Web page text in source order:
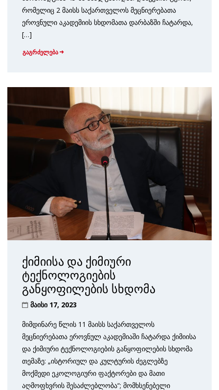
რომელიც 2 მაისს საქართველოს მეცნიერებათა
ეროვნული აკადემიის სხდომათა დარბაზში ჩატარდა,
[…]
გაგრძელება
ქიმიისა და ქიმიური
ტექნოლოგიების
განყოფილების სხდომა
მაისი 17, 2023
მიმდინარე წლის 11 მაისს საქართველოს
მეცნიერებათა ეროვნულ აკადემიაში ჩატარდა ქიმიისა
და ქიმიური ტექნოლოგიების განყოფილების სხდომა
თემაზე: „ისტორიულ და კულტურის ძეგლებზე
მოქმედი ეკოლოგიური ფაქტორები და მათი
აღმოფხვრის შესაძლებლობა“; მომხსენებელი